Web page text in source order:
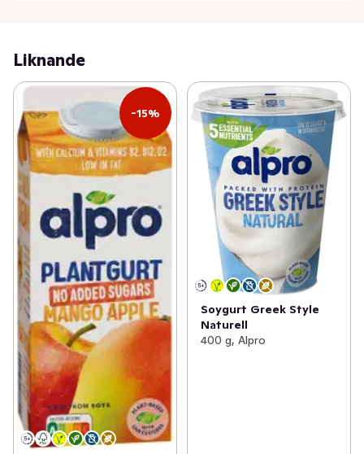
Liknande
-15%
Soygurt Greek Style
Naturell
400 g, Alpro